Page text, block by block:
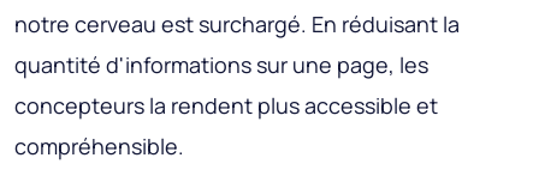
notre cerveau est surchargé. En réduisant la
quantité d'informations sur une page, les
concepteurs la rendent plus accessible et
compréhensible.